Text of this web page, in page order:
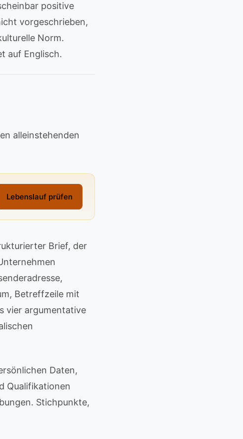
positive
vorgeschrieben,
Norm.
auf Englisch.
alleinstehenden
Lebenslauf prüfen
Brief, der
Betreffzeile mit
vier argumentative
Daten,
Qualifikationen
Stichpunkte,